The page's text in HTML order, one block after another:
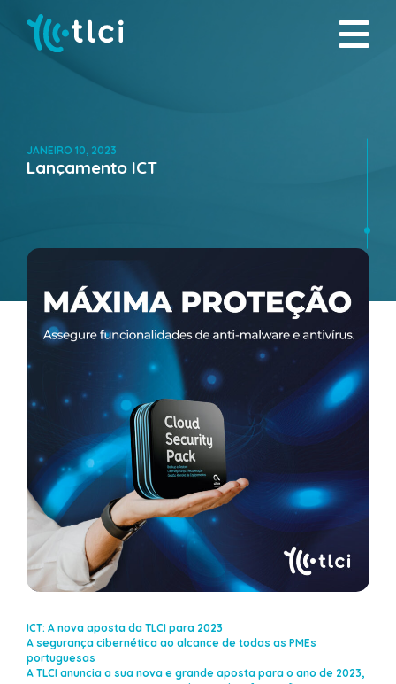
JANEIRO 10, 2023
Lançamento ICT
ICT: A nova aposta da TLCI para 2023
A segurança cibernética ao alcance de todas as PMEs
portuguesas
A TLCI anuncia a sua nova e grande aposta para o ano de 2023,